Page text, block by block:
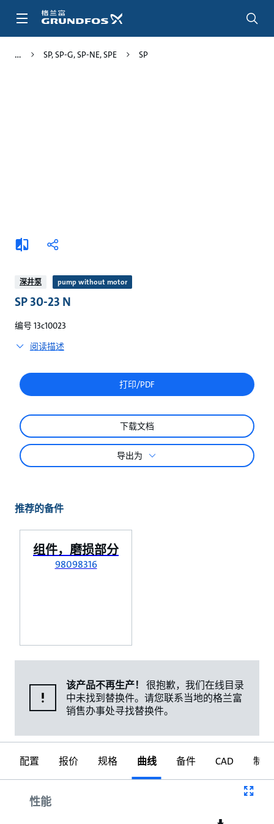
SP, SP-G, SP-NE, SPE SP
添
加
较
分
深井泵 pump without motor
SP 30-23 N
编号 13c10023
阅读描述
打印/PDF
下载文档
导出为
推荐的备件
组件，磨损部分
98098316
该产品不再生产！
很抱歉，我们在线目录
中未找到替换件。请您联系当地的格兰富
销售办事处寻找替换件。
配置 报价 规格 曲线 备件 CAD 制图
性能